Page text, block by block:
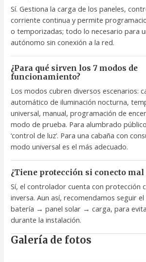
Sí. Gestiona la carga de los paneles,
corriente continua y permite
o temporizadas; todo lo necesario para
autónomo sin conexión a la red.
¿Para qué sirven los 7 modos de
funcionamiento?
Los modos cubren diversos escenarios:
automático de iluminación nocturna,
universal, manual, programación de
modo de prueba. Para alumbrado
‘control de luz’. Para una cabaña con
modo universal es el más adecuado.
¿Tiene protección si conecto mal
Sí, el controlador cuenta con protección
inversa. Aun así, recomendamos seguir
batería → panel solar → carga, para
durante la instalación.
Galería de fotos